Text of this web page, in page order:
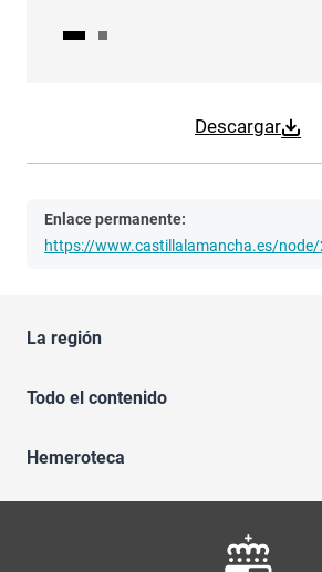
Descargar
Enlace permanente:
https://www.castillalamancha.es/node/
La región
Todo el contenido
Hemeroteca